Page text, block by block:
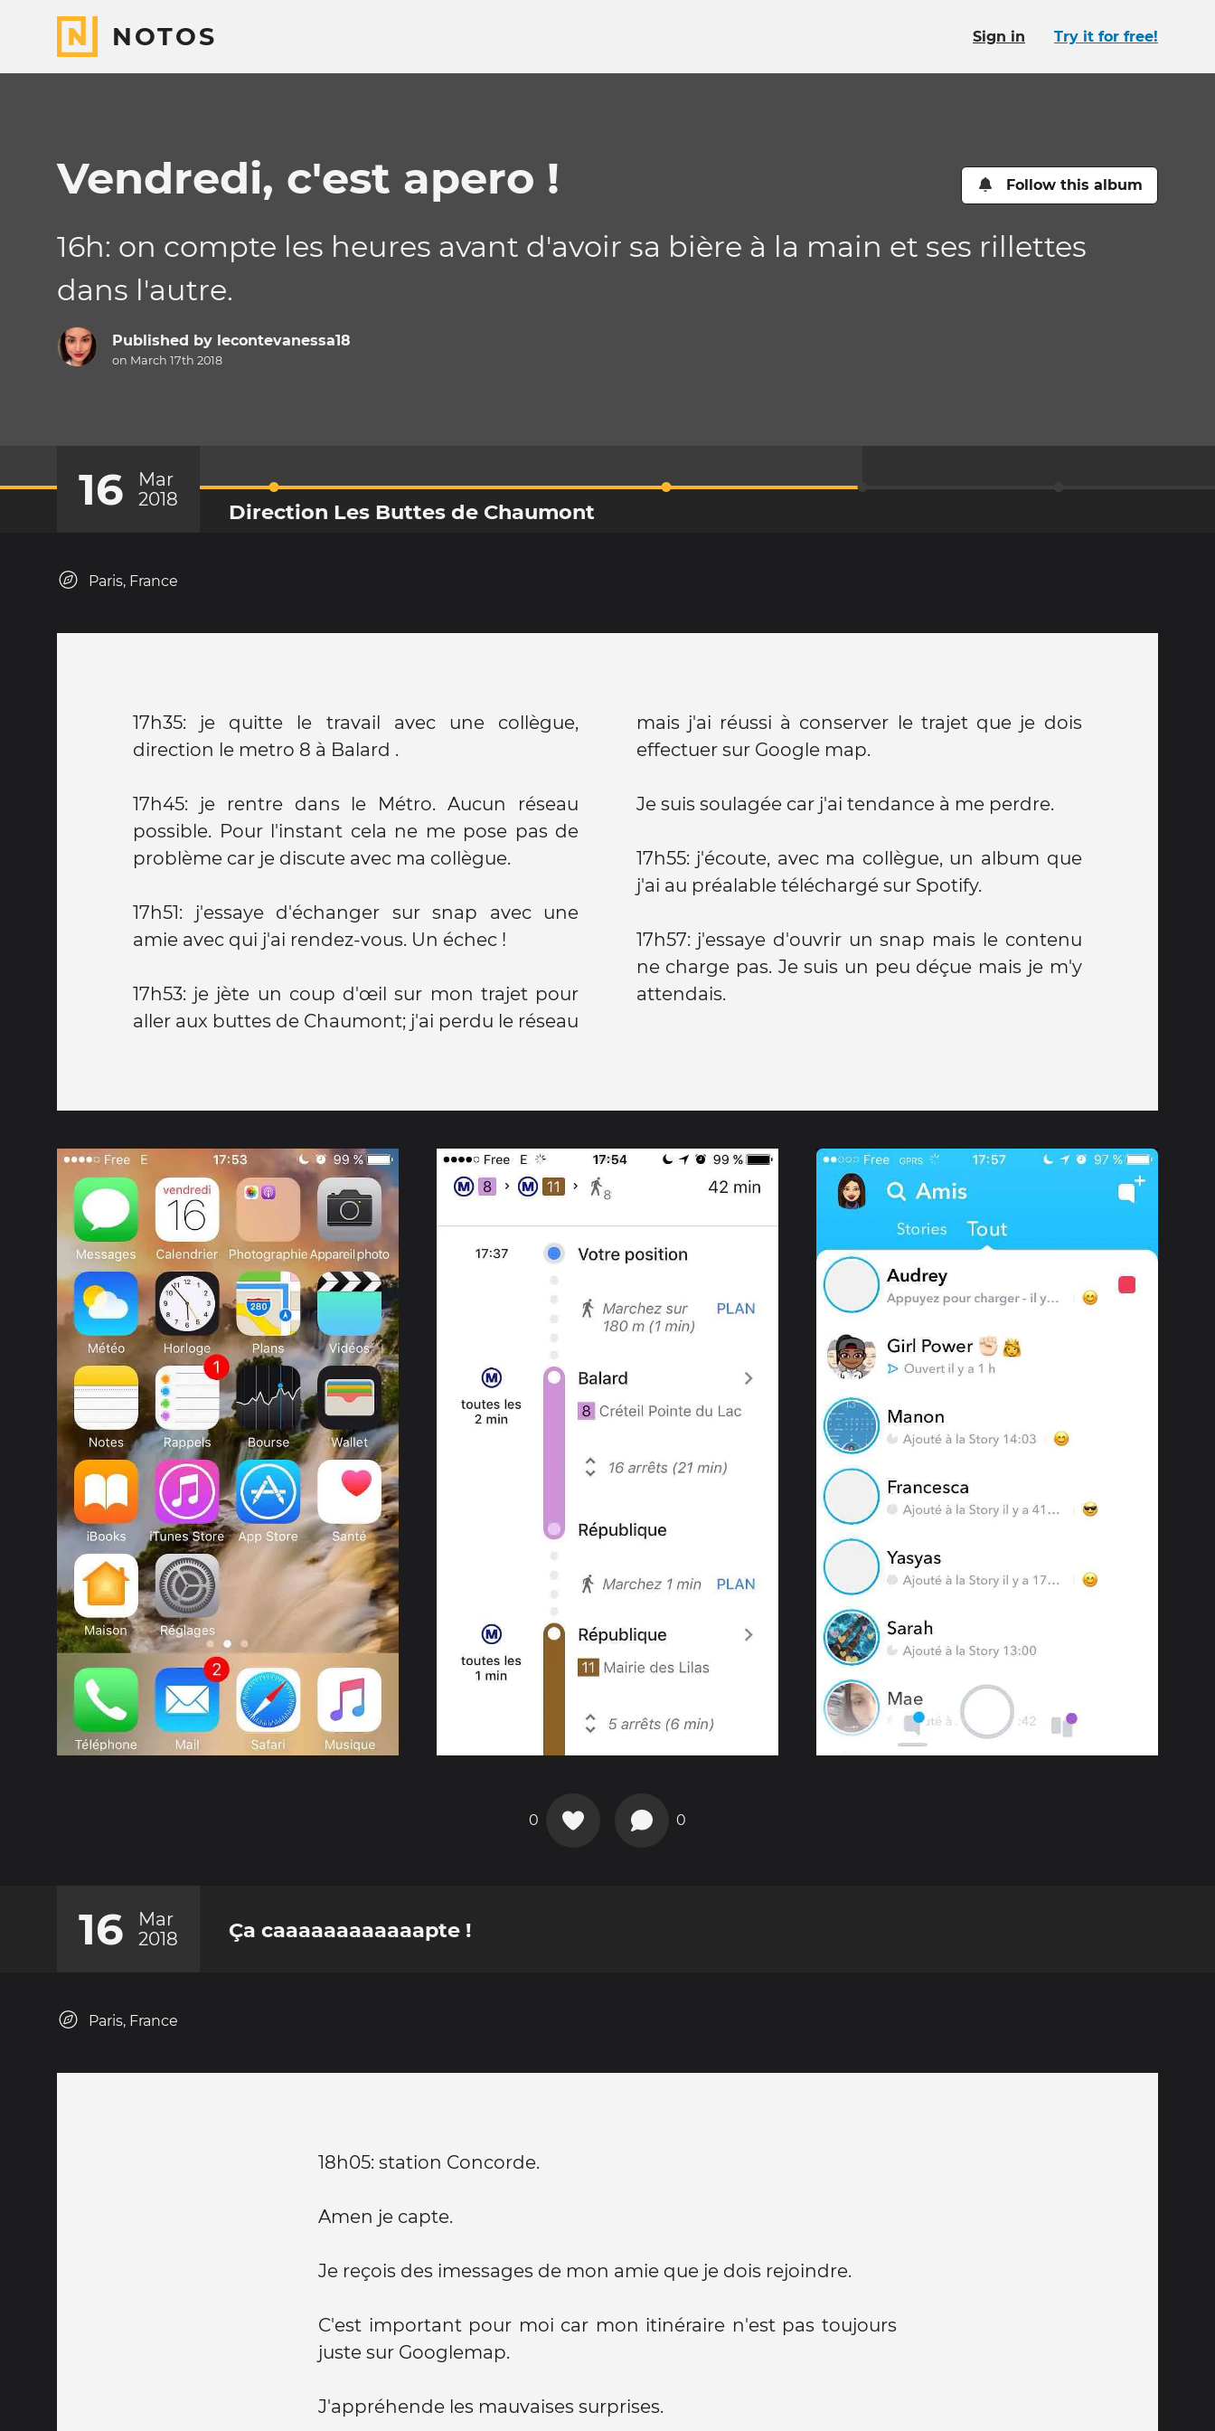
NOTOS Sign in Try it for free!
Vendredi, c'est apero ! Follow this album
16h: on compte les heures avant d'avoir sa bière à la main et ses rillettes
dans l'autre.
Published by lecontevanessa18
on March 17th 2018
16
Mar
2018
Direction Les Buttes de Chaumont
Paris, France
17h35: je quitte le travail avec une collègue,
direction le metro 8 à Balard .
17h45: je rentre dans le Métro. Aucun réseau
possible. Pour l'instant cela ne me pose pas de
problème car je discute avec ma collègue.
17h51: j'essaye d'échanger sur snap avec une
amie avec qui j'ai rendez-vous. Un échec !
17h53: je jète un coup d'œil sur mon trajet pour
aller aux buttes de Chaumont; j'ai perdu le réseau
mais j'ai réussi à conserver le trajet que je dois
effectuer sur Google map.
Je suis soulagée car j'ai tendance à me perdre.
17h55: j'écoute, avec ma collègue, un album que
j'ai au préalable téléchargé sur Spotify.
17h57: j'essaye d'ouvrir un snap mais le contenu
ne charge pas. Je suis un peu déçue mais je m'y
attendais.
0 0
16
Mar
2018
Ça caaaaaaaaaaaapte !
Paris, France
18h05: station Concorde.
Amen je capte.
Je reçois des imessages de mon amie que je dois rejoindre.
C'est important pour moi car mon itinéraire n'est pas toujours
juste sur Googlemap.
J'appréhende les mauvaises surprises.